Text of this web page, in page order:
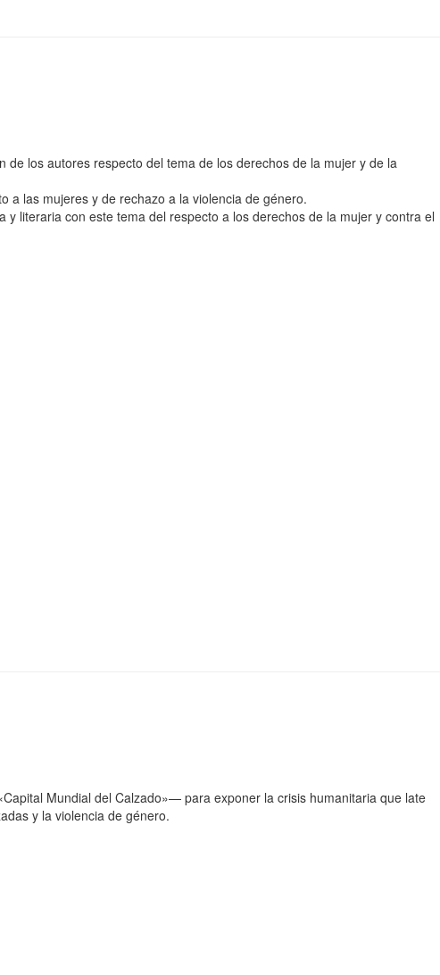
los autores respecto del tema de los derechos de la mujer y de la
a las mujeres y de rechazo a la violencia de género.
literaria con este tema del respecto a los derechos de la mujer y contra el
Mundial del Calzado»— para exponer la crisis humanitaria que late
y la violencia de género.